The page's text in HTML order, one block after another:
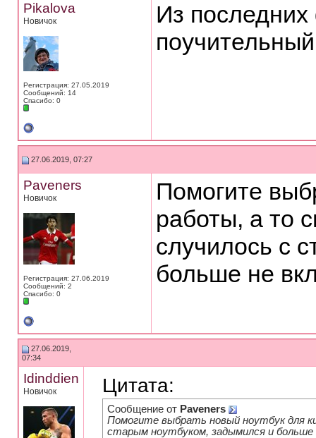
Pikalova
Новичок
Регистрация: 27.05.2019
Сообщений: 14
Спасибо: 0
Из
27.06.2019, 07:27
Paveners
Новичок
Регистрация: 27.06.2019
Сообщений: 2
Спасибо: 0
Помогите
работы, а то
случилось с
больше не
27.06.2019,
07:34
Idinddien
Новичок Цитата:
Сообщение от Paveners
Помогите выбрать новый ноутбук для
старым ноутбуком, задымился и больше